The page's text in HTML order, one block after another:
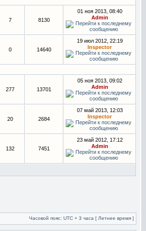
7 8130
01 ноя 2013, 08:40
Admin
0 14640
19 июл 2012, 22:19
Inspector
277 13701
05 ноя 2013, 09:02
Admin
20 2684
07 май 2013, 12:03
Inspector
132 7451
23 май 2012, 17:12
Admin
Часовой пояс: UTC + 3 часа [ Летнее время ]